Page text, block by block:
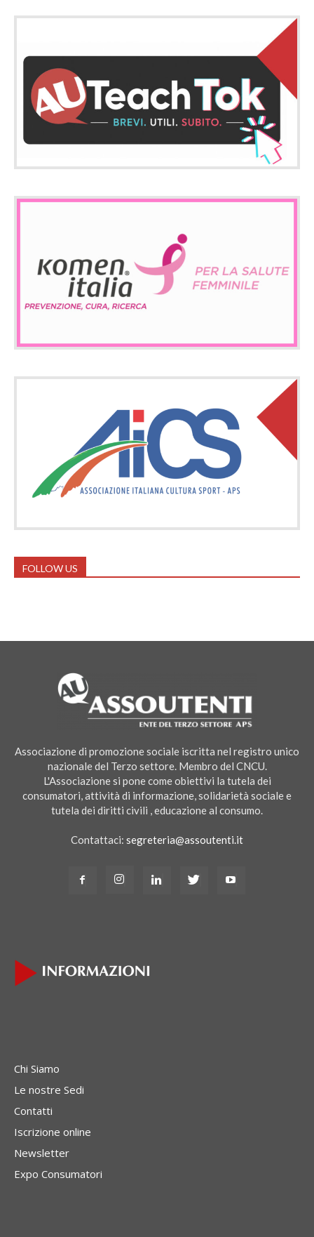
FOLLOW US
Associazione di promozione sociale iscritta nel registro unico
nazionale del Terzo settore. Membro del CNCU.
L'Associazione si pone come obiettivi la tutela dei
consumatori, attività di informazione, solidarietà sociale e
tutela dei diritti civili , educazione al consumo.
Contattaci: segreteria@assoutenti.it
Chi Siamo
Le nostre Sedi
Contatti
Iscrizione online
Newsletter
Expo Consumatori